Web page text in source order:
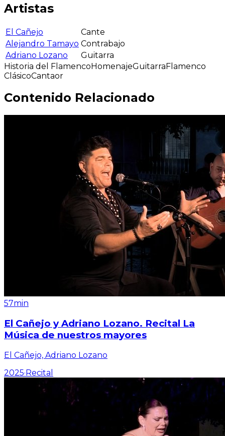
Artistas
El Cañejo
Cante
Alejandro Tamayo Contrabajo
Adriano Lozano
Guitarra
Historia del FlamencoHomenajeGuitarraFlamenco
ClásicoCantaor
Contenido Relacionado
57min
El Cañejo y Adriano Lozano. Recital La
Música de nuestros mayores
El Cañejo, Adriano Lozano
2025·Recital